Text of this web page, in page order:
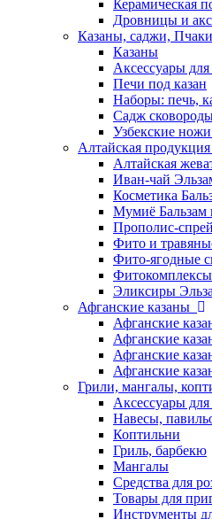
Керамическая
Дровницы и
Казаны, саджи, Пчаки
Казаны
Аксессуары для
Печи под казан
Наборы: печь,
Садж
Узбекские
Алтайская продукция
Алтайская
Иван-чай
Косметика
Мумиё Бальзам
Прополис-
Фито и
Фито-ягодные
Эликсиры
Афганские казаны
Афганские
Афганские
Афганские
Афганские
Грили, мангалы,
Аксессуары для
Навесы,
Коптильни
Гриль, барбекю
Мангалы
Средства для
Товары для
Инструменты